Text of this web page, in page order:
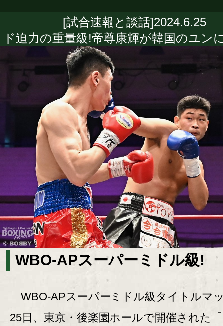
[試合速報と談話]2024.6.25
ド迫力の重量級!帝尊康輝が韓国のユン
WBO-APスーパーミドル級!
WBO-APスーパーミドル級タイトルマ
25日、東京・後楽園ホールで開催された